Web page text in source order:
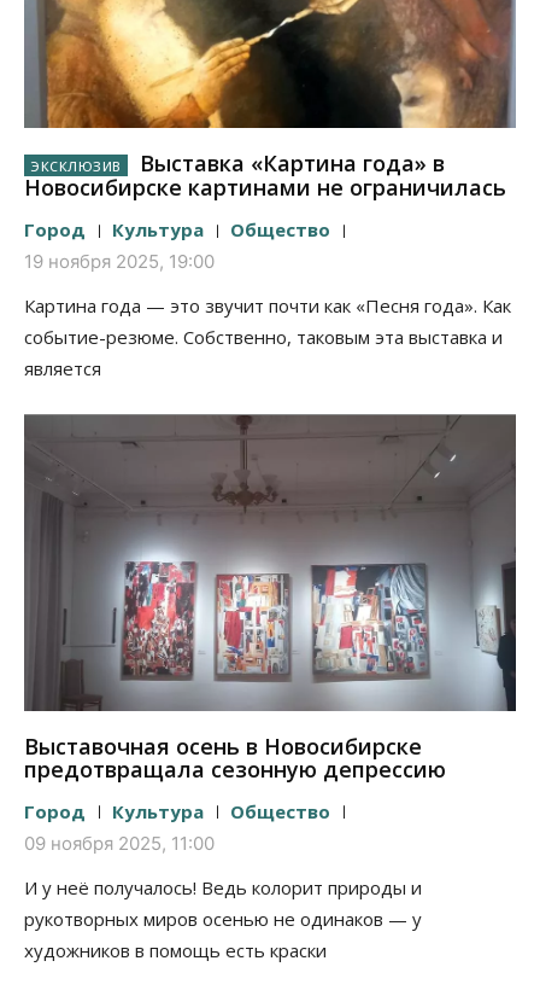
Выставка «Картина года» в
Новосибирске картинами не ограничилась
Город Культура Общество
19 ноября 2025, 19:00
Картина года — это звучит почти как «Песня года». Как
событие-резюме. Собственно, таковым эта выставка и
является
Выставочная осень в Новосибирске
предотвращала сезонную депрессию
Город Культура Общество
09 ноября 2025, 11:00
И у неё получалось! Ведь колорит природы и
рукотворных миров осенью не одинаков — у
художников в помощь есть краски